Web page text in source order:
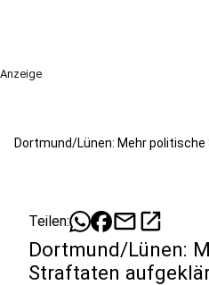
Anzeige
Dortmund/Lünen: Mehr
Teilen: mailopen_in_new
Dortmund/Lünen:
Straftaten